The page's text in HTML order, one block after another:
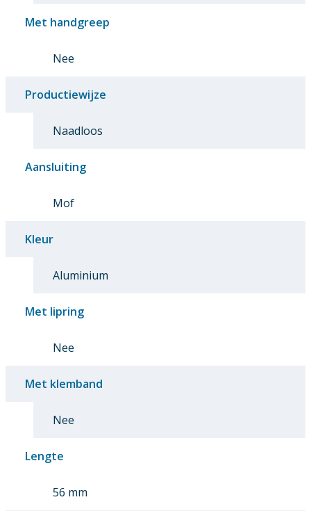
Met handgreep
Nee
Productiewijze
Naadloos
Aansluiting
Mof
Kleur
Aluminium
Met lipring
Nee
Met klemband
Nee
Lengte
56 mm